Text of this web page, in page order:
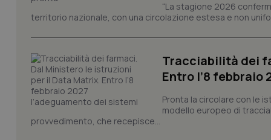
“La stagione 2026
territorio nazionale, con una circolazione estesa e non
Tracciabilità dei
Entro l’8 febbraio
Pronta la circolare con le
modello europeo di
provvedimento, che recepisce...
tracking-sites-
tracking-enable
tracking-sites-
session-id